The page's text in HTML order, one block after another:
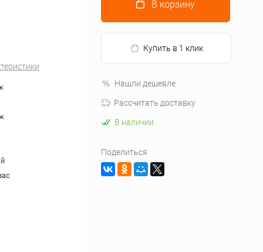
В корзину
Купить в 1 клик
Нашли дешевле
Рассчитать доставку
В наличии
Поделиться